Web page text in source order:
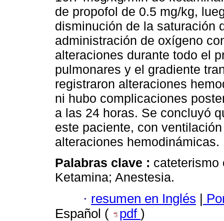
de propofol de 0.5 mg/kg,
disminución de la saturación
administración de oxígeno
alteraciones durante todo el
pulmonares y el gradiente
registraron alteraciones
ni hubo complicaciones
a las 24 horas. Se concluyó
este paciente, con
alteraciones hemodinámicas.
Palabras clave : cateterismo
Ketamina; Anestesia.
· resumen en Inglés |
Español (
pdf )